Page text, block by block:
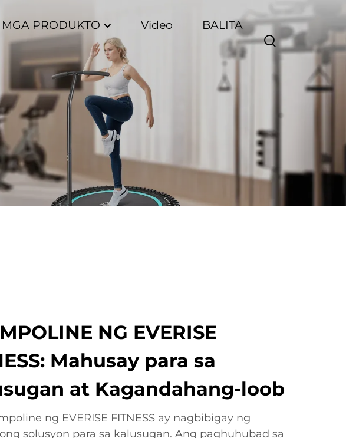
MGA PRODUKTO Video BALITA
NG EVERISE
Mahusay para sa
at Kagandahang-loob
ng EVERISE FITNESS ay nagbibigay ng
solusyon para sa kalusugan. Ang paghuhubad sa